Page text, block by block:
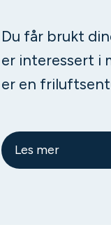
Du får brukt
er interessert i
er en
Les mer